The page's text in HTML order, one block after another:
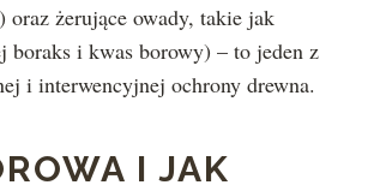
) oraz żerujące owady, takie jak
boraks i kwas borowy) – to jeden z
i interwencyjnej ochrony drewna.
I JAK